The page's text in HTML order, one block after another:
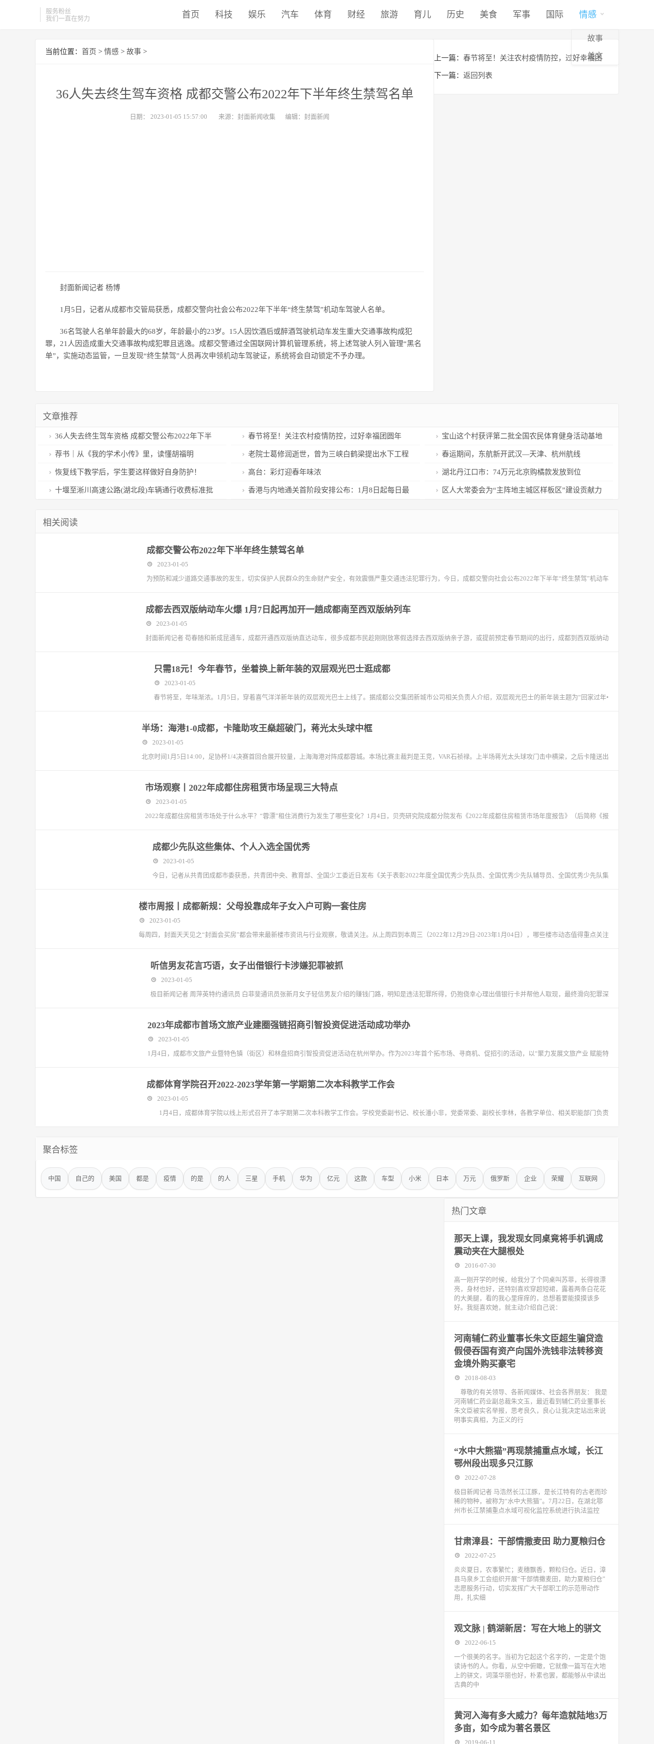
服务粉丝
我们一直在努力
首页 科技 娱乐 汽车 体育 财经 旅游 育儿 历史 美食 军事 国际 情感
故事
美文
当前位置： 首页 > 情感 > 故事 >
36人失去终生驾车资格 成都交警公布2022年下半年终生禁驾名单
日期： 2023-01-05 15:57:00 来源：封面新闻收集 编辑：封面新闻
封面新闻记者 杨博
1月5日，记者从成都市交管局获悉，成都交警向社会公布2022年下半年“终生禁驾”机动车驾驶人名单。
36名驾驶人名单年龄最大的68岁，年龄最小的23岁。15人因饮酒后或醉酒驾驶机动车发生重大交通事故构成犯
罪，21人因造成重大交通事故构成犯罪且逃逸。成都交警通过全国联网计算机管理系统，将上述驾驶人列入管理“黑名
单”，实施动态监管，一旦发现“终生禁驾”人员再次申领机动车驾驶证，系统将会自动锁定不予办理。
上一篇： 春节将至！关注农村疫情防控，过好幸福团
圆年
下一篇： 返回列表
文章推荐
36人失去终生驾车资格 成都交警公布2022年下半
年终生禁驾名单
春节将至！关注农村疫情防控，过好幸福团圆年 宝山这个村获评第二批全国农民体育健身活动基地
荐书｜从《我的学术小传》里，读懂胡福明 老院士葛修润逝世，曾为三峡白鹤梁提出水下工程
“无压容器”方案
春运期间，东航新开武汉—天津、杭州航线
恢复线下教学后，学生要这样做好自身防护！ 高台：彩灯迎春年味浓 湖北丹江口市：74万元北京购橘款发放到位
十堰至淅川高速公路(湖北段)车辆通行收费标准批 香港与内地通关首阶段安排公布：1月8日起每日最 区人大常委会为“主阵地主城区样板区”建设贡献力
相关阅读
成都交警公布2022年下半年终生禁驾名单
2023-01-05
为预防和减少道路交通事故的发生，切实保护人民群众的生命财产安全，有效震慑严重交通违法犯罪行为，今日，成都交警向社会公布2022年下半年“终生禁驾”机动车
成都去西双版纳动车火爆 1月7日起再加开一趟成都南至西双版纳列车
2023-01-05
封面新闻记者 苟春随和新成昆通车，成都开通西双版纳直达动车，很多成都市民趁刚刚放寒假选择去西双版纳亲子游，或提前预定春节期间的出行，成都到西双版纳动
只需18元！今年春节，坐着换上新年装的双层观光巴士逛成都
2023-01-05
春节将至，年味渐浓。1月5日，穿着喜气洋洋新年装的双层观光巴士上线了。据成都公交集团新城市公司相关负责人介绍，双层观光巴士的新年装主题为“回家过年•
半场：海港1-0成都，卡隆助攻王燊超破门，蒋光太头球中框
2023-01-05
北京时间1月5日14:00，足协杯1/4决赛首回合展开较量，上海海港对阵成都蓉城。本场比赛主裁判是王竞，VAR石祯禄。上半场蒋光太头球攻门击中横梁，之后卡隆送出
市场观察丨2022年成都住房租赁市场呈现三大特点
2023-01-05
2022年成都住房租赁市场处于什么水平？“蓉漂”租住消费行为发生了哪些变化？1月4日，贝壳研究院成都分院发布《2022年成都住房租赁市场年度报告》（后简称《报
成都少先队这些集体、个人入选全国优秀
2023-01-05
今日，记者从共青团成都市委获悉，共青团中央、教育部、全国少工委近日发布《关于表彰2022年度全国优秀少先队员、全国优秀少先队辅导员、全国优秀少先队集
楼市周报丨成都新规：父母投靠成年子女入户可购一套住房
2023-01-05
每周四，封面天天见之“封面会买房”都会带来最新楼市资讯与行业观察，敬请关注。从上周四到本周三（2022年12月29日-2023年1月04日），哪些楼市动态值得重点关注
听信男友花言巧语，女子出借银行卡涉嫌犯罪被抓
2023-01-05
极目新闻记者 周萍英特约通讯员 白菲斐通讯员张新月女子轻信男友介绍的赚钱门路，明知是违法犯罪所得，仍抱侥幸心理出借银行卡并帮他人取现，最终滑向犯罪深
2023年成都市首场文旅产业建圈强链招商引智投资促进活动成功举办
2023-01-05
1月4日，成都市文旅产业暨特色镇（街区）和林盘招商引智投资促进活动在杭州举办。作为2023年首个拓市场、寻商机、促招引的活动，以“聚力发展文旅产业 赋能特
成都体育学院召开2022-2023学年第一学期第二次本科教学工作会
2023-01-05
1月4日，成都体育学院以线上形式召开了本学期第二次本科教学工作会。学校党委副书记、校长潘小非，党委常委、副校长李林，各教学单位、相关职能部门负责
聚合标签
中国 自己的 美国 都是 疫情 的是 的人 三星 手机 华为 亿元 这款 车型 小米 日本 万元 俄罗斯 企业 荣耀 互联网
热门文章
那天上课，我发现女同桌竟将手机调成
震动夹在大腿根处
2016-07-30
高一刚开学的时候，给我分了个同桌叫苏菲，长得很漂
亮，身材也好，还特别喜欢穿超短裙，露着两条白花花
的大美腿，看的我心里痒痒的，总想着要能摸摸该多
好。我挺喜欢她，就主动介绍自己说：
河南辅仁药业董事长朱文臣超生骗贷造
假侵吞国有资产向国外洗钱非法转移资
金境外购买豪宅
2018-08-03
尊敬的有关领导、各新闻媒体、社会各界朋友： 我是
河南辅仁药业副总裁朱文玉，最近看到辅仁药业董事长
朱文臣被实名举报，思考良久，良心让我决定站出来说
明事实真相，为正义的行
“水中大熊猫”再现禁捕重点水域，长江
鄂州段出现多只江豚
2022-07-28
极目新闻记者 马浩然长江江豚，是长江特有的古老而珍
稀的物种，被称为“水中大熊猫”。7月22日，在湖北鄂
州市长江禁捕重点水域可视化监控系统进行执法监控
甘肃漳县：干部情撒麦田 助力夏粮归仓
2022-07-25
炎炎夏日，农事繁忙；麦穗飘香，颗粒归仓。近日，漳
县马泉乡工会组织开展“干部情撒麦田，助力夏粮归仓”
志愿服务行动，切实发挥广大干部职工的示范带动作
用，扎实细
观文脉 | 鹤湖新居：写在大地上的骈文
2022-06-15
一个很美的名字。当初为它起这个名字的，一定是个饱
读诗书的人。你看，从空中俯瞰，它就像一篇写在大地
上的骈文，词藻华丽也好，朴素也罢，都能够从中读出
古典的中
黄河入海有多大威力？每年造就陆地3万
多亩，如今成为著名景区
2019-06-11